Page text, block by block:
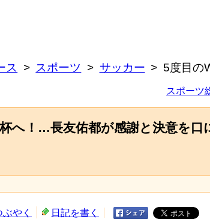
ス スポーツ サッカー 5度目の
スポーツ
へ！…長友佑都が感謝と決意を口
ぶやく 日記を書く